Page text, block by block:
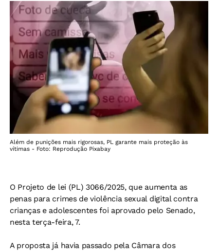
Além de punições mais rigorosas, PL garante mais proteção às
vítimas - Foto: Reprodução Pixabay
O Projeto de lei (PL) 3066/2025, que aumenta as
penas para crimes de violência sexual digital contra
crianças e adolescentes foi aprovado pelo Senado,
nesta terça-feira, 7.
A proposta já havia passado pela Câmara dos